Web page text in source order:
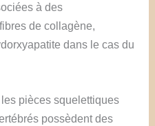
à des
de collagène,
dans le cas du
pièces squelettiques
possèdent des